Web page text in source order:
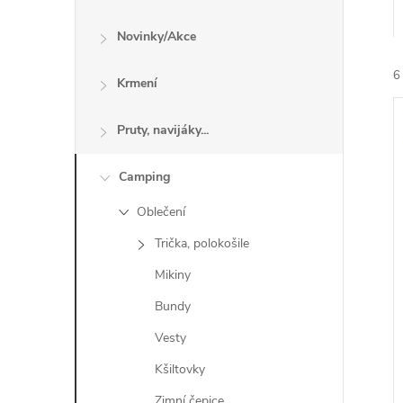
Novinky/Akce
Krmení
Pruty, navijáky...
Camping
Oblečení
Trička, polokošile
Mikiny
Bundy
Vesty
Kšiltovky
a6